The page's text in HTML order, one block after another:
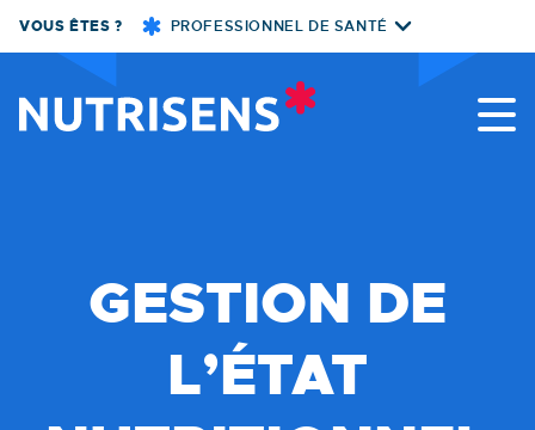
VOUS ÊTES ? PROFESSIONNEL DE SANTÉ
GESTION DE
L’ÉTAT